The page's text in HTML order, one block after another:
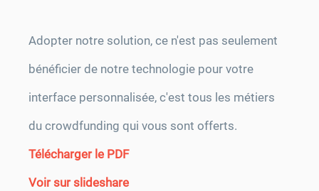
Adopter notre solution, ce n'est pas seulement
bénéficier de notre technologie pour votre
interface personnalisée, c'est tous les métiers
du crowdfunding qui vous sont offerts.
Télécharger le PDF
Voir sur slideshare